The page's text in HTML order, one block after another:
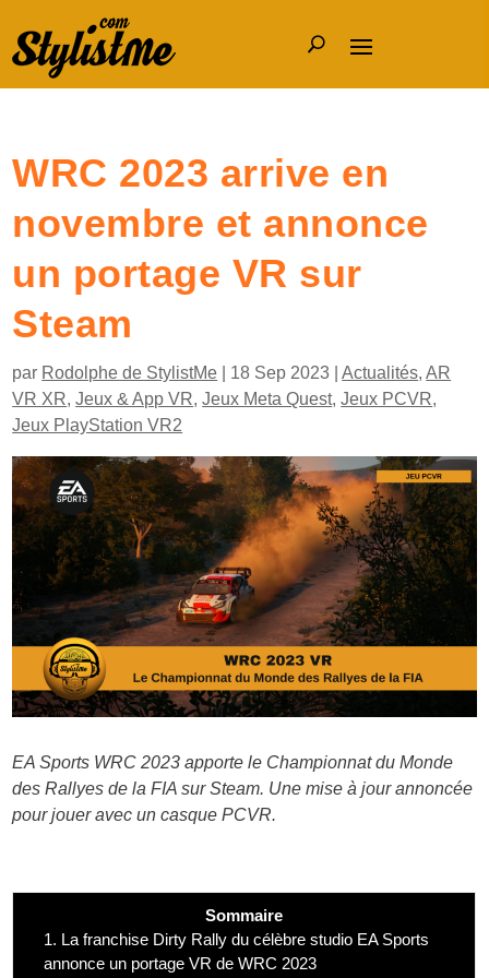
WRC 2023 arrive en
novembre et annonce
un portage VR sur
Steam
par Rodolphe de StylistMe 18 Sep 2023 |Actualités,AR
VR XR,Jeux & App VR,Jeux Meta Quest,Jeux PCVR,
Jeux PlayStation VR2
EA Sports WRC 2023 apporte le Championnat du Monde
des Rallyes de la FIA sur Steam. Une mise à jour annoncée
pour jouer avec un casque PCVR.
Sommaire
1. La franchise Dirty Rally du célèbre studio EA Sports
annonce un portage VR de WRC 2023